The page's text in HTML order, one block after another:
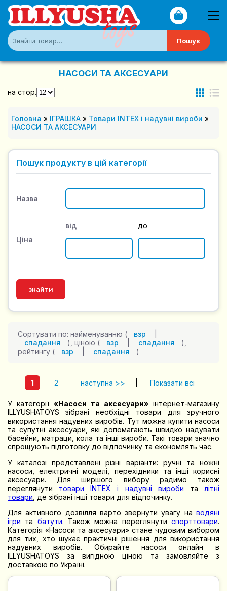
Пошук
НАСОСИ ТА АКСЕСУАРИ
на стор.
Головна » ІГРАШКА » Товари INTEX і надувні вироби »
НАСОСИ ТА АКСЕСУАРИ
Пошук продукту в цій категорії
Назва
Ціна
від до
Сортувати по: найменуванню ( взр
спадання
), ціною ( взр спадання
),
рейтингу (
взр спадання )
1 2 наступна >> Показати всі
У категорії «Насоси та аксесуари» інтернет-магазину
ILLYUSHATOYS зібрані необхідні товари для зручного
використання надувних виробів. Тут можна купити насоси
та супутні аксесуари, які допомагають швидко надувати
басейни, матраци, кола та інші вироби. Такі товари значно
спрощують підготовку до відпочинку та економлять час.
У каталозі представлені різні варіанти: ручні та ножні
насоси, електричні моделі, перехідники та інші корисні
аксесуари. Для ширшого вибору радимо також
переглянути товари INTEX і надувні вироби талітні
товари , де зібрані інші товари для відпочинку.
Для активного дозвілля варто звернути увагу на водяні
ігри та батути. Також можна переглянутиспорттовари.
Категорія «Насоси та аксесуари» стане чудовим вибором
для тих, хто шукає практичні рішення для використання
надувних виробів. Обирайте насоси онлайн в
ILLYUSHATOYS за вигідною ціною та замовляйте з
доставкою по Україні.